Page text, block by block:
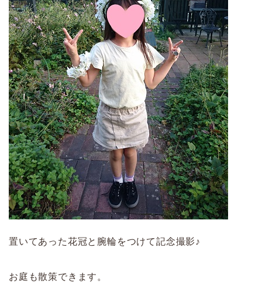
置いてあった花冠と腕輪をつけて記念撮影♪
お庭も散策できます。